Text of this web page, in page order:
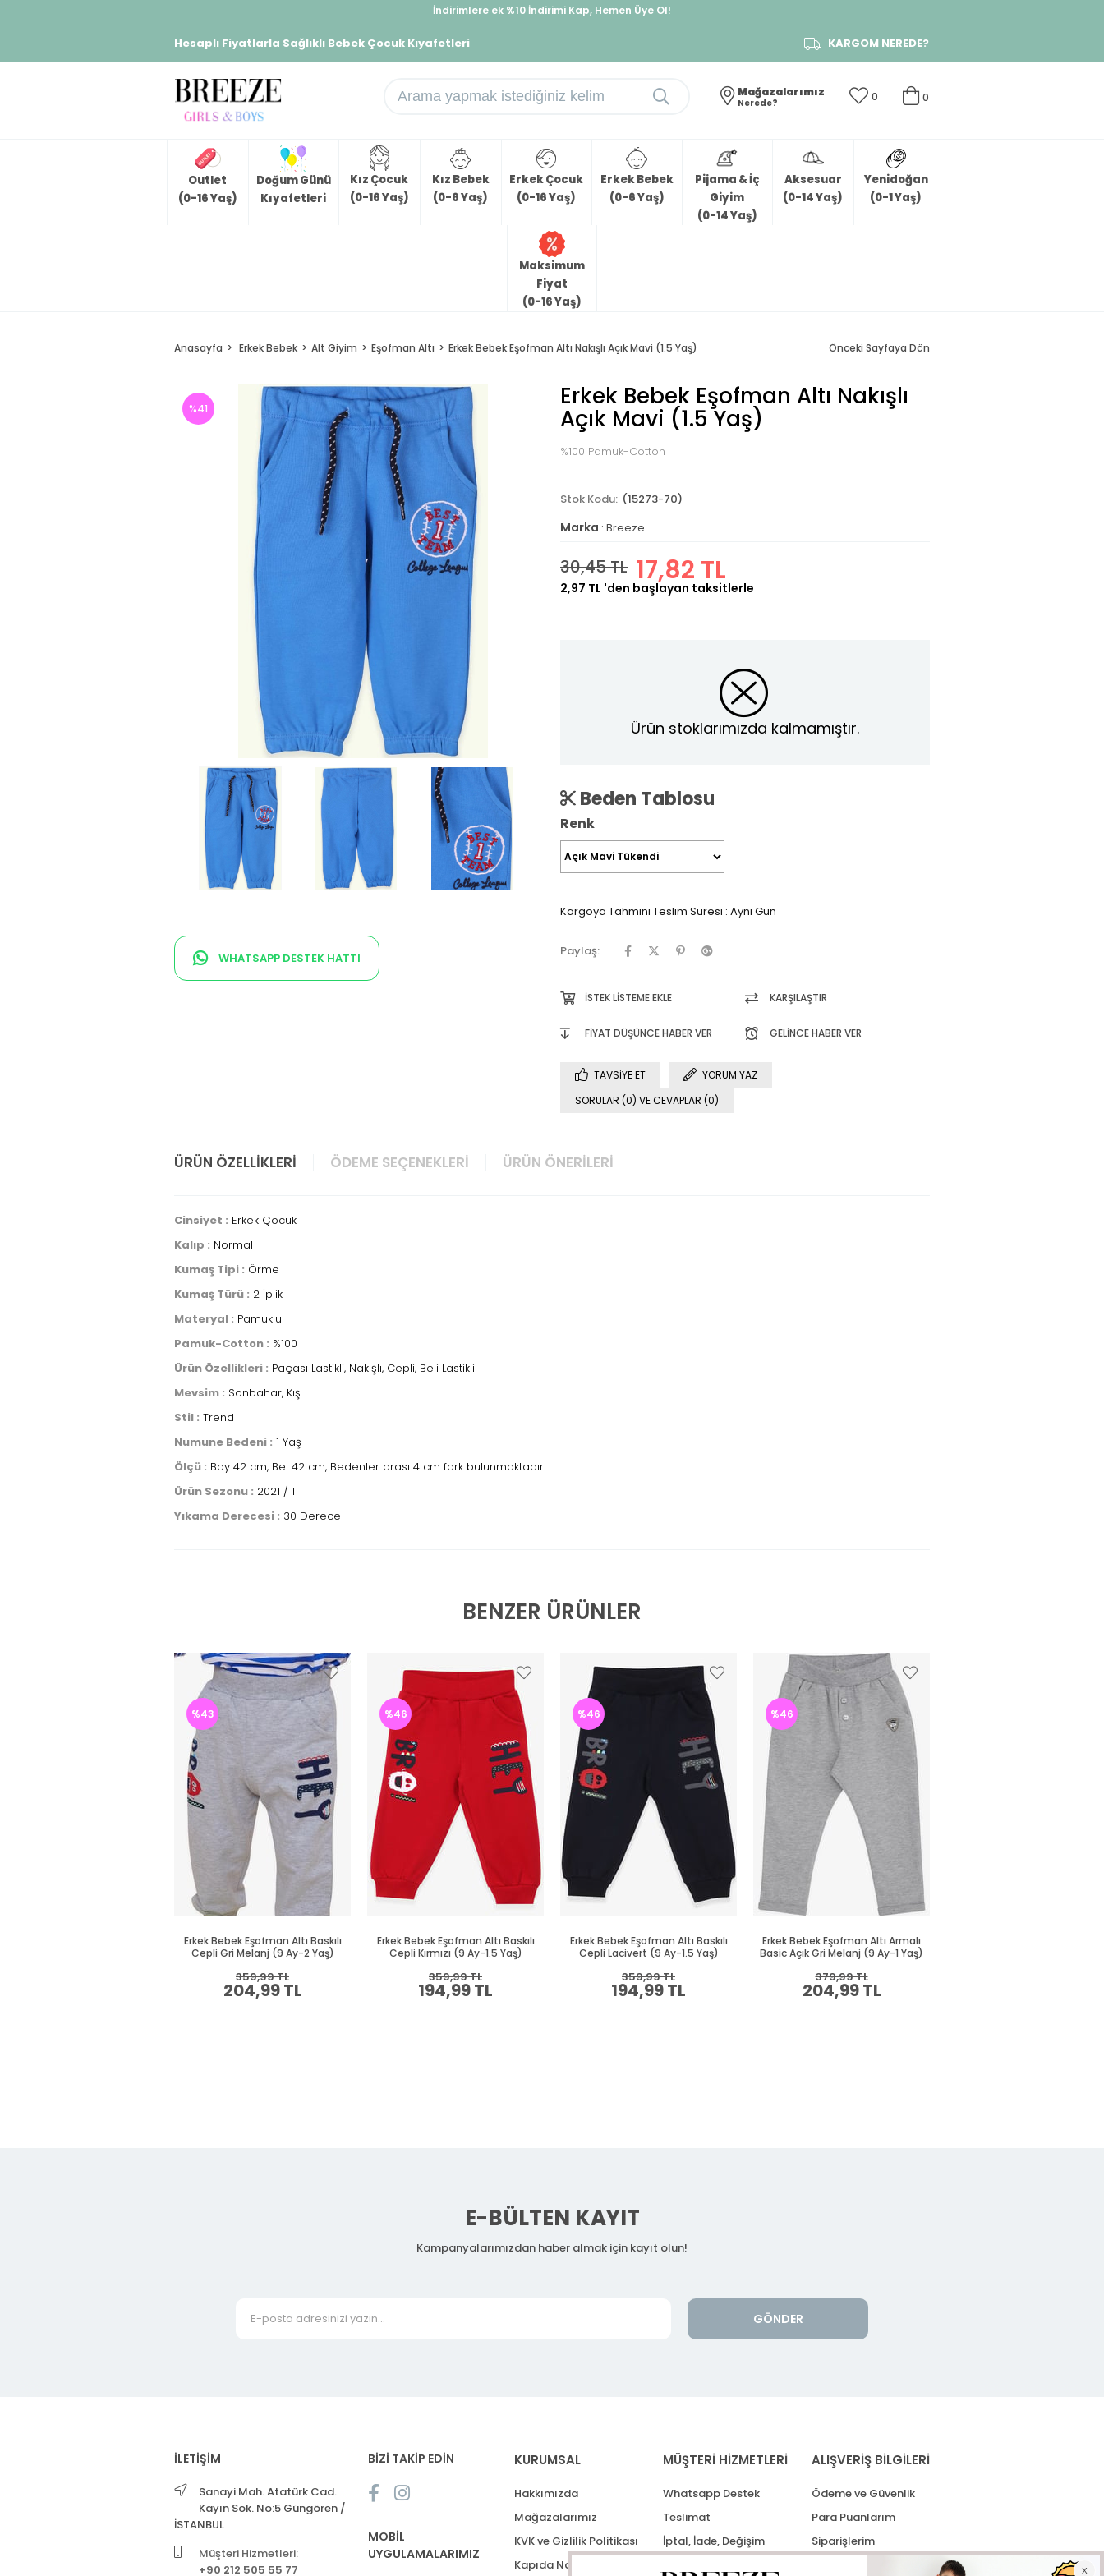
İndirimlere ek %10 İndirimi Kap, Hemen Üye Ol!
Hesaplı Fiyatlarla Sağlıklı Bebek Çocuk Kıyafetleri KARGOM NEREDE?
0
0
Mağazalarımız
Nerede?
Outlet
(0-16 Yaş)
Doğum Günü
Kıyafetleri
Kız Çocuk
(0-16 Yaş)
Kız Bebek
(0-6 Yaş)
Erkek Çocuk
(0-16 Yaş)
Erkek Bebek
(0-6 Yaş)
Pijama & İç
Giyim
(0-14 Yaş)
Aksesuar
(0-14 Yaş)
Yenidoğan
(0-1 Yaş)
Maksimum
Fiyat
(0-16 Yaş)
Anasayfa Erkek Bebek Alt Giyim Eşofman Altı Erkek Bebek Eşofman Altı Nakışlı Açık Mavi (1.5 Yaş) Önceki Sayfaya Dön
%41
WHATSAPP DESTEK HATTI
Erkek Bebek Eşofman Altı Nakışlı
Açık Mavi (1.5 Yaş)
%100 Pamuk-Cotton
(15273-70)
Marka : Breeze
30,45 TL 17,82 TL
2,97 TL 'den başlayan taksitlerle
Ürün stoklarımızda kalmamıştır.
Beden Tablosu
Renk
Kargoya Tahmini Teslim Süresi : Aynı Gün
Paylaş:
İSTEK LISTEME EKLE KARŞILAŞTIR
FIYAT DÜŞÜNCE HABER VER GELINCE HABER VER
TAVSIYE ET
YORUM YAZ
SORULAR (0) VE CEVAPLAR (0)
ÜRÜN ÖZELLIKLERI ÖDEME SEÇENEKLERI ÜRÜN ÖNERILERI
Cinsiyet : Erkek Çocuk
Kalıp : Normal
Kumaş Tipi : Örme
Kumaş Türü : 2 İplik
Materyal : Pamuklu
Pamuk-Cotton : %100
Ürün Özellikleri : Paçası Lastikli, Nakışlı, Cepli, Beli Lastikli
Mevsim : Sonbahar, Kış
Stil : Trend
Numune Bedeni : 1 Yaş
Ölçü : Boy 42 cm, Bel 42 cm, Bedenler arası 4 cm fark bulunmaktadır.
Ürün Sezonu : 2021 / 1
Yıkama Derecesi : 30 Derece
BENZER ÜRÜNLER
Erkek Bebek Eşofman Altı Baskılı
Cepli Gri Melanj (9 Ay-2 Yaş)
204,99 TL
359,99 TL
%43
Erkek Bebek Eşofman Altı Baskılı
Cepli Kırmızı (9 Ay-1.5 Yaş)
194,99 TL
359,99 TL
%46
Erkek Bebek Eşofman Altı Baskılı
Cepli Lacivert (9 Ay-1.5 Yaş)
194,99 TL
359,99 TL
%46
Erkek Bebek Eşofman Altı Armalı
Basic Açık Gri Melanj (9 Ay-1 Yaş)
204,99 TL
379,99 TL
%46
E-BÜLTEN KAYIT
Kampanyalarımızdan haber almak için kayıt olun!
GÖNDER
İLETİŞİM
Sanayi Mah. Atatürk Cad.
Kayın Sok. No:5 Güngören /
İSTANBUL
Müşteri Hizmetleri:
+90 212 505 55 77
BİZİ TAKİP EDİN
MOBİL
UYGULAMALARIMIZ
KURUMSAL
Hakkımızda
Mağazalarımız
KVK ve Gizlilik Politikası
Kapıda Nakit Ödeme
MÜŞTERİ HİZMETLERİ
Whatsapp Destek
Teslimat
İptal, İade, Değişim
ALIŞVERİŞ BİLGİLERİ
Ödeme ve Güvenlik
Para Puanlarım
Siparişlerim